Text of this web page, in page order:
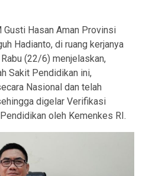
Gusti Hasan Aman Provinsi
Hadianto, di ruang kerjanya
(22/6) menjelaskan,
Sakit Pendidikan ini,
Nasional dan telah
digelar Verifikasi
oleh Kemenkes RI.